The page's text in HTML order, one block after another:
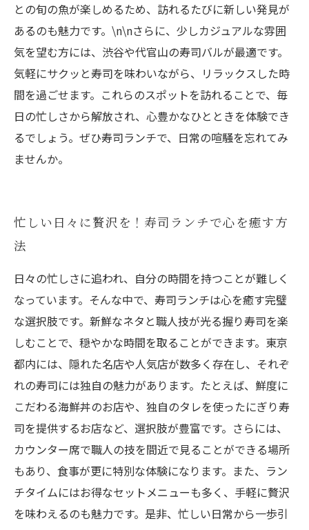
との旬の魚が楽しめるため、訪れるたびに新しい発見が
あるのも魅力です。\n\nさらに、少しカジュアルな雰囲
気を望む方には、渋谷や代官山の寿司バルが最適です。
気軽にサクッと寿司を味わいながら、リラックスした時
間を過ごせます。これらのスポットを訪れることで、毎
日の忙しさから解放され、心豊かなひとときを体験でき
るでしょう。ぜひ寿司ランチで、日常の喧騒を忘れてみ
ませんか。
忙しい日々に贅沢を！寿司ランチで心を癒す方
法
日々の忙しさに追われ、自分の時間を持つことが難しく
なっています。そんな中で、寿司ランチは心を癒す完璧
な選択肢です。新鮮なネタと職人技が光る握り寿司を楽
しむことで、穏やかな時間を取ることができます。東京
都内には、隠れた名店や人気店が数多く存在し、それぞ
れの寿司には独自の魅力があります。たとえば、鮮度に
こだわる海鮮丼のお店や、独自のタレを使ったにぎり寿
司を提供するお店など、選択肢が豊富です。さらには、
カウンター席で職人の技を間近で見ることができる場所
もあり、食事が更に特別な体験になります。また、ラン
チタイムにはお得なセットメニューも多く、手軽に贅沢
を味わえるのも魅力です。是非、忙しい日常から一歩引